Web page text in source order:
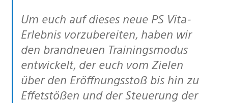
Um euch auf dieses neue PS Vita-
Erlebnis vorzubereiten, haben wir
den brandneuen Trainingsmodus
entwickelt, der euch vom Zielen
über den Eröffnungsstoß bis hin zu
Effetstößen und der Steuerung der